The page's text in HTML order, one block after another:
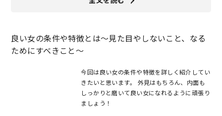
良い女の条件や特徴とは～見た目やしないこと、なる
ためにすべきこと～
今回は良い女の条件や特徴を詳しく紹介してい
きたいと思います。 外見はもちろん、内面も
しっかりと磨いて良い女になれるように頑張り
ましょう！